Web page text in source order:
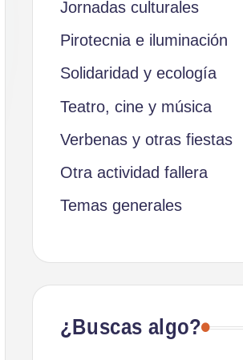
Jornadas culturales
Pirotecnia e iluminación
Solidaridad y ecología
Teatro, cine y música
Verbenas y otras fiestas
Otra actividad fallera
Temas generales
¿Buscas algo?